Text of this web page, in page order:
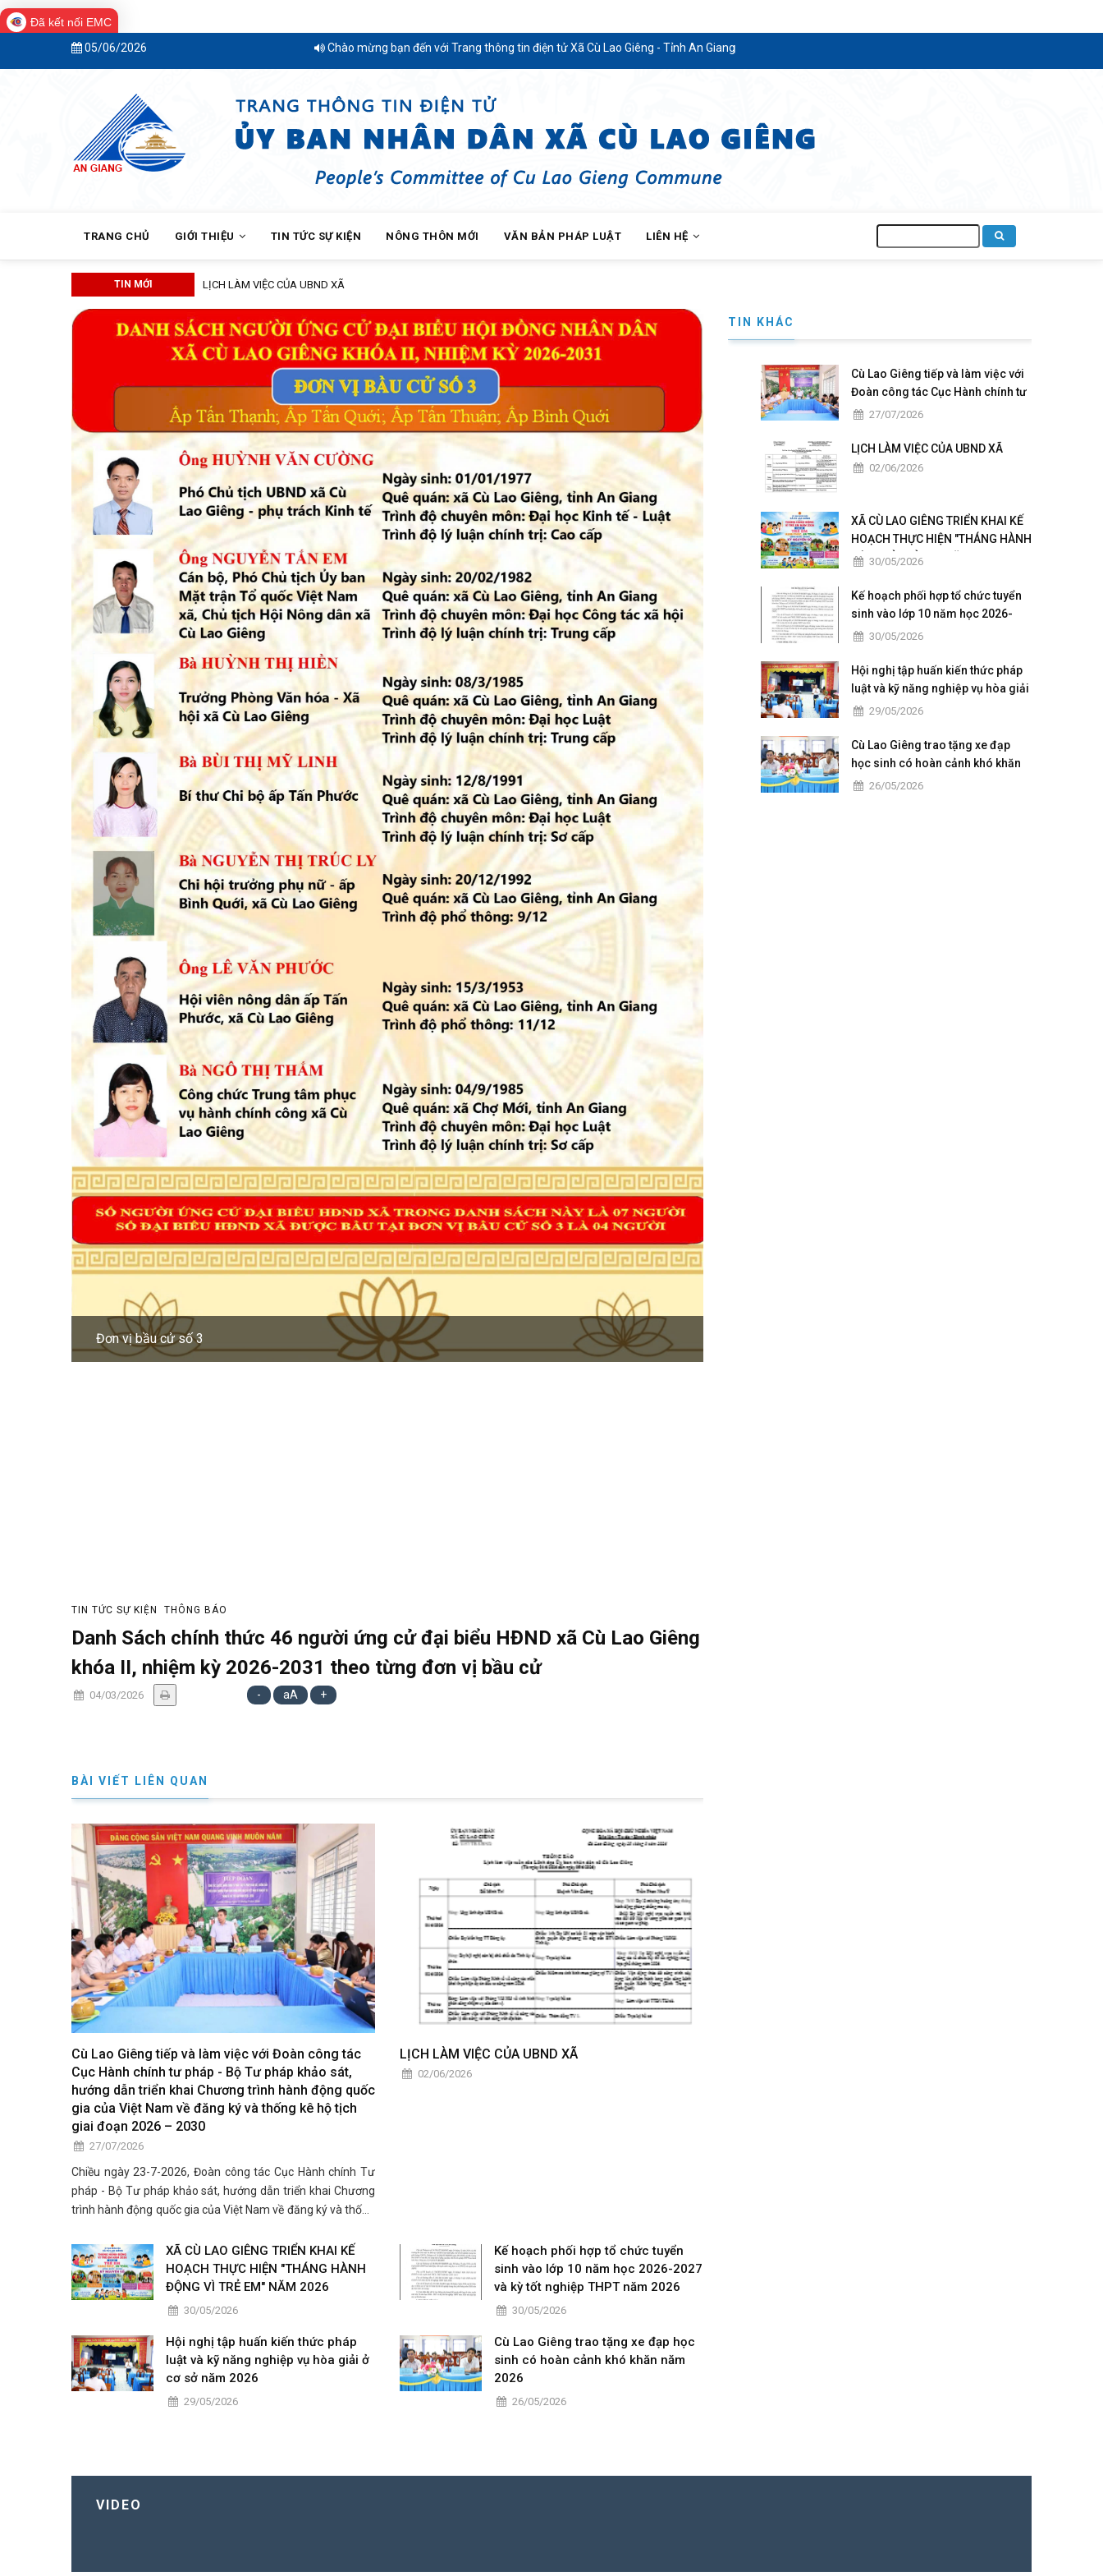
Đã kết nối EMC
05/06/2026 Chào mừng bạn đến với Trang thông tin điện tử Xã Cù Lao Giêng - Tỉnh An Giang
NAVIGATION
TRANG CHỦ GIỚI THIỆU TIN TỨC SỰ KIỆN NÔNG THÔN MỚI VĂN BẢN PHÁP LUẬT LIÊN HỆ
kiếm
TIN MỚI XÃ CÙ LAO GIÊNG TRIỂN KHAI KẾ HOẠCH THỰC HIỆN "THÁNG HÀNH ĐỘNG VÌ TRẺ EM" NĂM 2026
TIN TỨC SỰ KIỆN THÔNG BÁO
Danh Sách chính thức 46 người ứng cử đại biểu HĐND xã Cù Lao Giêng
khóa II, nhiệm kỳ 2026-2031 theo từng đơn vị bầu cử
04/03/2026 - aA +
BÀI VIẾT LIÊN QUAN
Cù Lao Giêng tiếp và làm việc với Đoàn công tác
Cục Hành chính tư pháp - Bộ Tư pháp khảo sát,
hướng dẫn triển khai Chương trình hành động quốc
gia của Việt Nam về đăng ký và thống kê hộ tịch
giai đoạn 2026 – 2030
27/07/2026
Chiều ngày 23-7-2026, Đoàn công tác Cục Hành chính Tư
pháp - Bộ Tư pháp khảo sát, hướng dẫn triển khai Chương
trình hành động quốc gia của Việt Nam về đăng ký và thống
Hiển - Phó Cục trưởng Cục Hành chính Tư pháp, B
LỊCH LÀM VIỆC CỦA UBND XÃ
02/06/2026
XÃ CÙ LAO GIÊNG TRIỂN KHAI KẾ
HOẠCH THỰC HIỆN "THÁNG HÀNH
ĐỘNG VÌ TRẺ EM" NĂM 2026
30/05/2026
Kế hoạch phối hợp tổ chức tuyển
sinh vào lớp 10 năm học 2026-2027
và kỳ tốt nghiệp THPT năm 2026
30/05/2026
Hội nghị tập huấn kiến thức pháp
luật và kỹ năng nghiệp vụ hòa giải ở
cơ sở năm 2026
29/05/2026
Cù Lao Giêng trao tặng xe đạp học
sinh có hoàn cảnh khó khăn năm
2026
26/05/2026
TIN KHÁC
Cù Lao Giêng tiếp và làm việc với
Đoàn công tác Cục Hành chính tư
pháp - Bộ Tư pháp khảo sát,
hành động quốc gia của Việt Nam
về đăng ký và thống kê hộ tịch giai
27/07/2026
LỊCH LÀM VIỆC CỦA UBND XÃ
02/06/2026
XÃ CÙ LAO GIÊNG TRIỂN KHAI KẾ
HOẠCH THỰC HIỆN "THÁNG HÀNH
ĐỘNG VÌ TRẺ EM" NĂM 2026
30/05/2026
Kế hoạch phối hợp tổ chức tuyển
sinh vào lớp 10 năm học 2026-
2027 và kỳ tốt nghiệp THPT năm
30/05/2026
Hội nghị tập huấn kiến thức pháp
luật và kỹ năng nghiệp vụ hòa giải
ở cơ sở năm 2026
29/05/2026
Cù Lao Giêng trao tặng xe đạp
học sinh có hoàn cảnh khó khăn
năm 2026
26/05/2026
VIDEO